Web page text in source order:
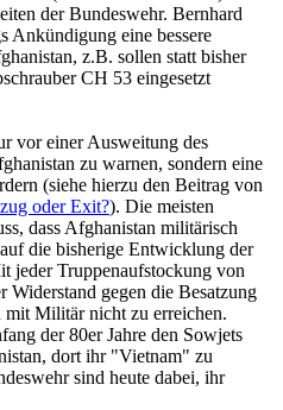
der Bundeswehr. Bernhard
Ankündigung eine bessere
z.B. sollen statt bisher
CH 53 eingesetzt
vor einer Ausweitung des
zu warnen, sondern eine
(siehe hierzu den Beitrag von
oder Exit?). Die meisten
dass Afghanistan militärisch
die bisherige Entwicklung der
jeder Truppenaufstockung von
Widerstand gegen die Besatzung
Militär nicht zu erreichen.
der 80er Jahre den Sowjets
dort ihr "Vietnam" zu
sind heute dabei, ihr